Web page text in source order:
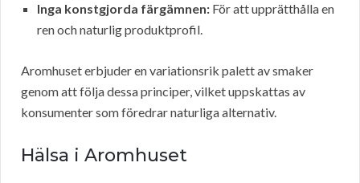
Inga konstgjorda färgämnen: För att upprätthålla en
ren och naturlig produktprofil.
Aromhuset erbjuder en variationsrik palett av smaker
genom att följa dessa principer, vilket uppskattas av
konsumenter som föredrar naturliga alternativ.
Hälsa i Aromhuset